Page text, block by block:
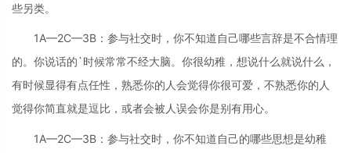
些另类。
1A—2C—3B：参与社交时，你不知道自己哪些言辞是不合情理
的。你说话的`时候常常不经大脑。你很幼稚，想说什么就说什么，
有时候显得有点任性，熟悉你的人会觉得你很可爱，不熟悉你的人
觉得你简直就是逗比，或者会被人误会你是别有用心。
1A—2C—3B：参与社交时，你不知道自己的哪些思想是幼稚